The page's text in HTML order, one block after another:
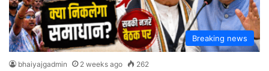
Breaking news
bhaiyajgadmin 2 weeks ago 262